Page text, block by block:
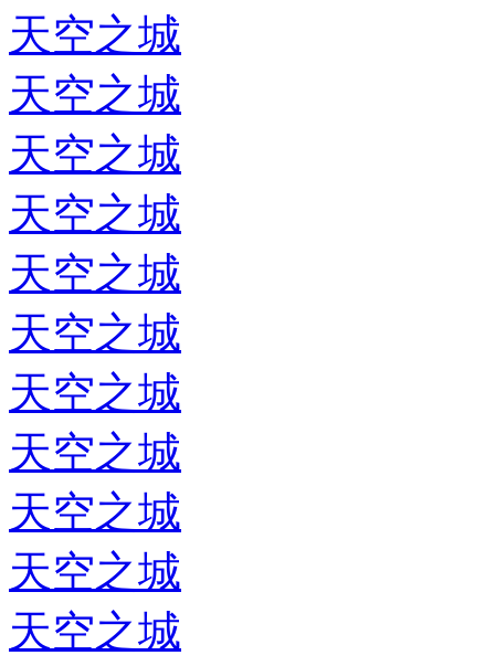
天空之城
天空之城
天空之城
天空之城
天空之城
天空之城
天空之城
天空之城
天空之城
天空之城
天空之城